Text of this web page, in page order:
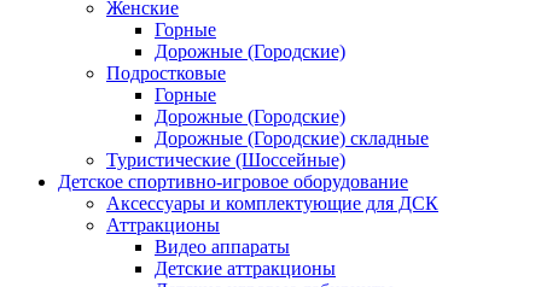
Женские
Горные
Дорожные (Городские)
Подростковые
Горные
Дорожные (Городские)
Дорожные (Городские) складные
Туристические (Шоссейные)
Детское спортивно-игровое оборудование
Аксессуары и комплектующие для ДСК
Аттракционы
Видео аппараты
Детские аттракционы